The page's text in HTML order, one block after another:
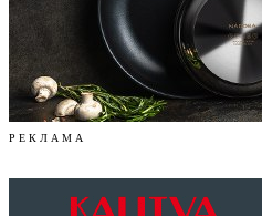
Р Е К Л А М А